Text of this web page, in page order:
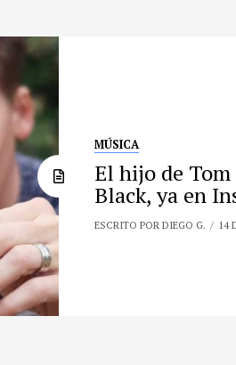
MÚSICA
El hijo de
Black, ya en
ESCRITO POR DIEGO G. 14